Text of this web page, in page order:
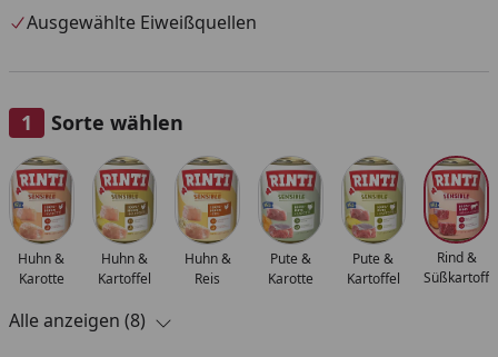
Ausgewählte Eiweißquellen
Sorte wählen
Alle anzeigen (8)
Huhn &
Karotte
Huhn &
Kartoffel
Huhn &
Reis
Pute &
Karotte
Pute &
Kartoffel
Rind &
Alle anzeigen (8)